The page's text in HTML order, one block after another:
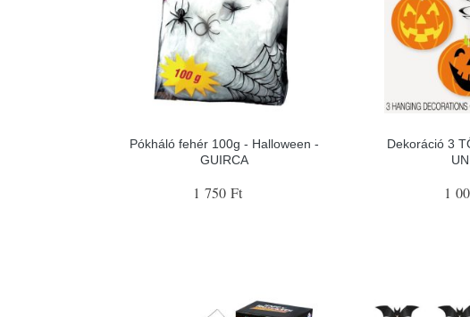
Pókháló fehér 100g - Halloween -
GUIRCA
1 750 Ft
Dekoráció 3
1